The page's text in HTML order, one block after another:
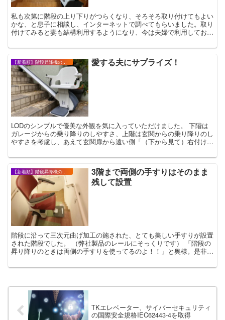
私も次第に階段の上り下りがつらくなり、そろそろ取り付けてもよい
かな、と息子に相談し、インターネットで調べてもらいました。取り
付けてみると妻も結構利用するようになり、今は夫婦で利用しており
【新着順】階段昇降機の設置事例・お客様の声 愛する夫にサプライズ！
LODのシンプルで優美な外観を気に入っていただけました。 下階は
ガレージからの乗り降りのしやすさ、上階は玄関からの乗り降りのし
やすさを考慮し、あえて玄関扉から遠い側「（下から見て）右付け」
【新着順】階段昇降機の設置事例・お客様の声
3階まで両側の手すりはそのまま
残して設置
階段に沿って三次元曲げ加工の施された、とても美しい手すりが設置
された階段でした。 （弊社製品のレールにそっくりです） 「階段の
昇り降りのときは両側の手すりを使ってるのよ！！」と奥様。是非と
TKエレベーター、サイバーセキュリティ
の国際安全規格IEC62443-4を取得